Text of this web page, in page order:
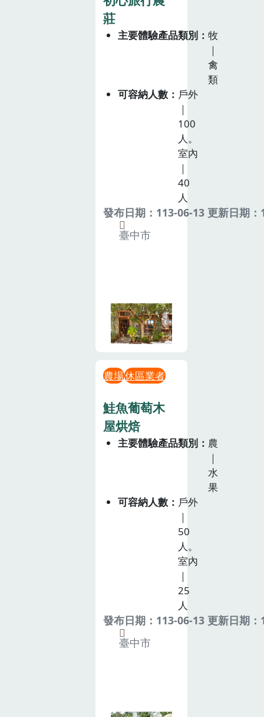
莊
主要體驗產品類別
牧
｜
禽
類
可容納人數
戶外
｜
100
人。
室內
｜
40
人
發布日期：113-06-13 更新日期
臺中市
農場休區業者
鮭魚葡萄木
屋烘焙
主要體驗產品類別
農
｜
水
果
可容納人數
戶外
｜
50
人。
室內
｜
25
人
發布日期：113-06-13 更新日期
臺中市